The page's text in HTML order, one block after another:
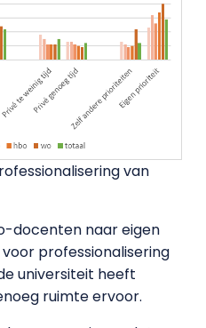
van
docenten naar eigen
professionalisering
universiteit heeft
ruimte ervoor.